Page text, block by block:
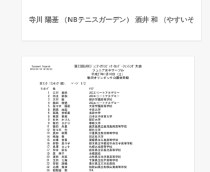
寺川 陽基 （NBテニスガーデン） 酒井 和 （やすいそ